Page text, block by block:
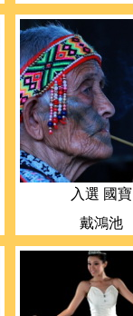
入選 國寶
戴鴻池